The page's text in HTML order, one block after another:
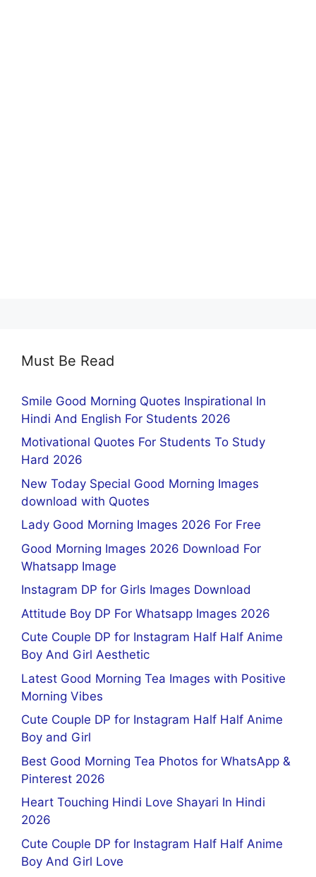
Must Be Read
Smile Good Morning Quotes Inspirational In
Hindi And English For Students 2026
Motivational Quotes For Students To Study
Hard 2026
New Today Special Good Morning Images
download with Quotes
Lady Good Morning Images 2026 For Free
Good Morning Images 2026 Download For
Whatsapp Image
Instagram DP for Girls Images Download
Attitude Boy DP For Whatsapp Images 2026
Cute Couple DP for Instagram Half Half Anime
Boy And Girl Aesthetic
Latest Good Morning Tea Images with Positive
Morning Vibes
Cute Couple DP for Instagram Half Half Anime
Boy and Girl
Best Good Morning Tea Photos for WhatsApp &
Pinterest 2026
Heart Touching Hindi Love Shayari In Hindi
2026
Cute Couple DP for Instagram Half Half Anime
Boy And Girl Love